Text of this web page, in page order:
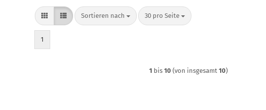
Sortieren nach
Sortieren nach 30 pro Seite
pro Seite
1
1 bis 10 (von insgesamt 10)